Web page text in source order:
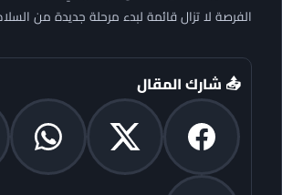
الفرصة لا تزال قائمة لبدء مرحلة جديدة من
📤 شارك المقال